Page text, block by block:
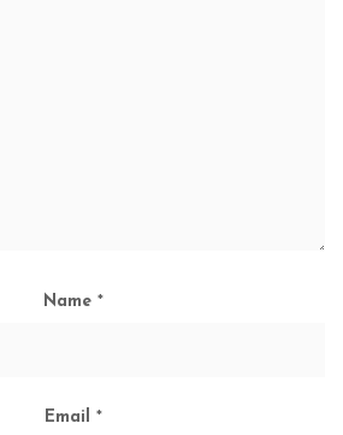
Name *
Email *